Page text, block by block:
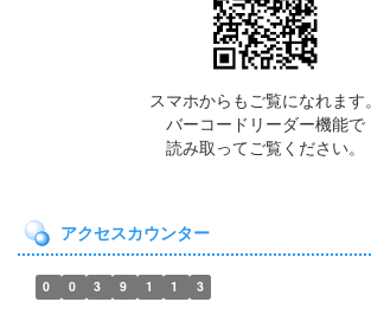
スマホからもご覧になれます。
バーコードリーダー機能で
読み取ってご覧ください。
アクセスカウンター
0 0 3 9 1 1 3